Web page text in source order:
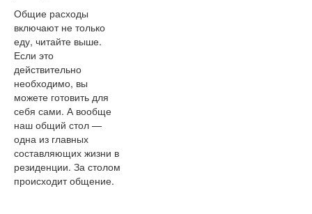
Общие расходы
включают не только
еду, читайте выше.
Если это
действительно
необходимо, вы
можете готовить для
себя сами. А вообще
наш общий стол —
одна из главных
составляющих жизни в
резиденции. За столом
происходит общение.